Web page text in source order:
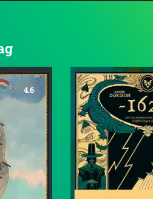
4.6